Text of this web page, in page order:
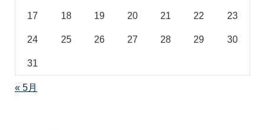
17 18 19 20 21 22 23
24 25 26 27 28 29 30
31
« 5月